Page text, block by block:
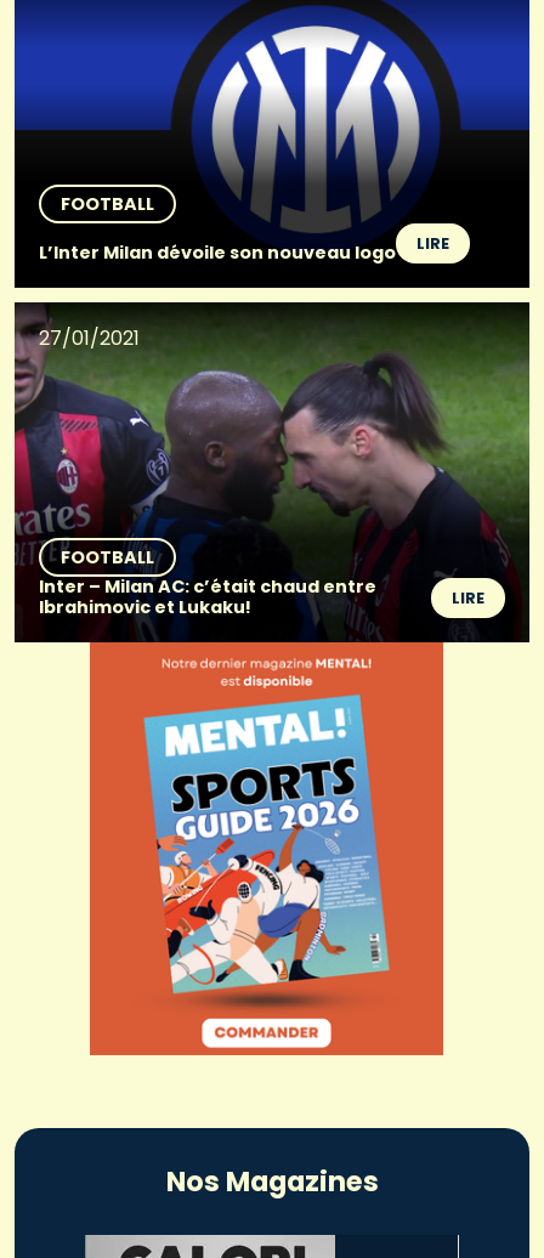
FOOTBALL
L’Inter Milan dévoile son nouveau logo
LIRE
27/01/2021
FOOTBALL
Inter – Milan AC: c’était chaud entre
Ibrahimovic et Lukaku!
LIRE
Nos Magazines